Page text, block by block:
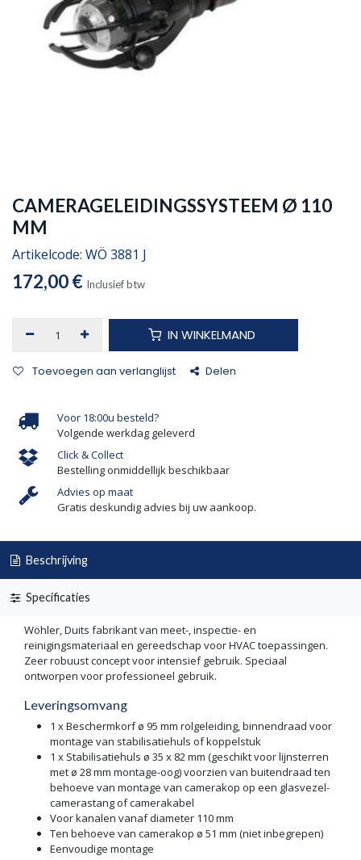
CAMERAGELEIDINGSSYSTEEM Ø 110
MM
Artikelcode: WÖ 3881 J
172,00€ Inclusief btw
IN WINKELMAND
Toevoegen aan verlanglijst Delen
Voor 18:00u besteld?
Volgende werkdag geleverd
Click & Collect
Bestelling onmiddellijk beschikbaar
Advies op maat
Gratis deskundig advies bij uw aankoop.
Beschrijving
Specificaties
Wöhler, Duits fabrikant van meet-, inspectie- en
reinigingsmateriaal en gereedschap voor HVAC toepassingen.
Zeer robuust concept voor intensief gebruik. Speciaal
ontworpen voor professioneel gebruik.
Leveringsomvang
1 x Beschermkorf ø 95 mm rolgeleiding, binnendraad voor
montage van stabilisatiehuls of koppelstuk
1 x Stabilisatiehuls ø 35 x 82 mm (geschikt voor lijnsterren
met ø 28 mm montage-oog) voorzien van buitendraad ten
behoeve van montage van camerakop op een glasvezel-
camerastang of camerakabel
Voor kanalen vanaf diameter 110 mm
Ten behoeve van camerakop ø 51 mm (niet inbegrepen)
Eenvoudige montage